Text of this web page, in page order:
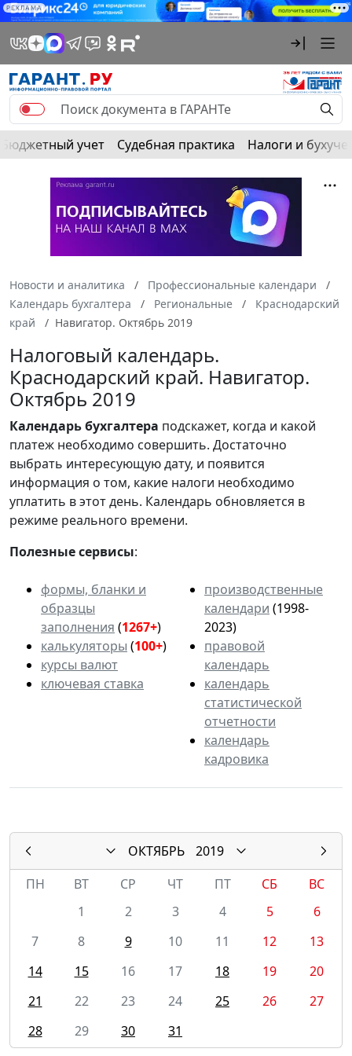
РЕКЛАМА
Бюджетный учет Судебная практика Налоги и
Новости и аналитика
Профессиональные календари
Календарь бухгалтера
Региональные
Краснодарский
край
Навигатор. Октябрь 2019
Налоговый календарь.
Краснодарский край. Навигатор.
Октябрь 2019
Календарьбухгалтера подскажет, когда и какой
платеж необходимо совершить. Достаточно
выбрать интересующую дату, и появится
информация о том, какие налоги необходимо
уплатить в этот день. Календарь обновляется в
режиме реального времени.
Полезные сервисы:
формы, бланки и
образцы
заполнения (1267+)
калькуляторы (100+)
курсы валют
ключевая ставка
производственные
календари (1998-
2023)
правовой
календарь
календарь
статистической
отчетности
календарь
кадровика
ОКТЯБРЬ
2019
ПН
ВТ СР ЧТ ПТ СБ
ВС
1
2 3 4 5
6
7
8 9 10 11 12
13
14
15 16 17 18 19
20
21
22 23 24 25 26
27
28
29 30 31